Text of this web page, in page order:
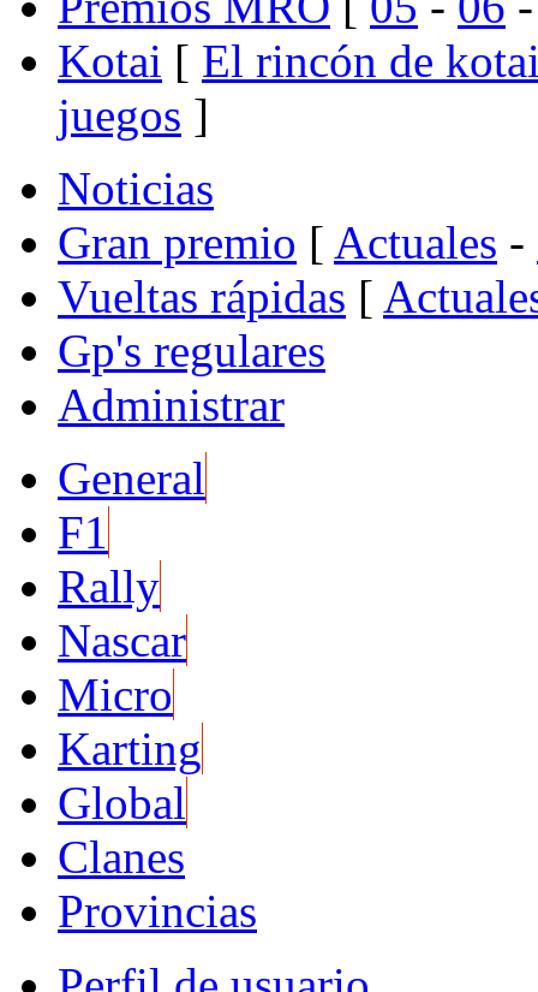
Kotai [ El rincón de
juegos ]
Noticias
Gran premio [ Actuales -
Vueltas rápidas [
Gp's regulares
Administrar
General
F1
Rally
Nascar
Micro
Karting
Global
Clanes
Provincias